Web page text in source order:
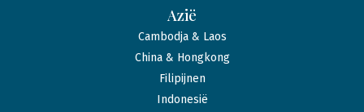
Azië
Cambodja & Laos
China & Hongkong
Filipijnen
Indonesië